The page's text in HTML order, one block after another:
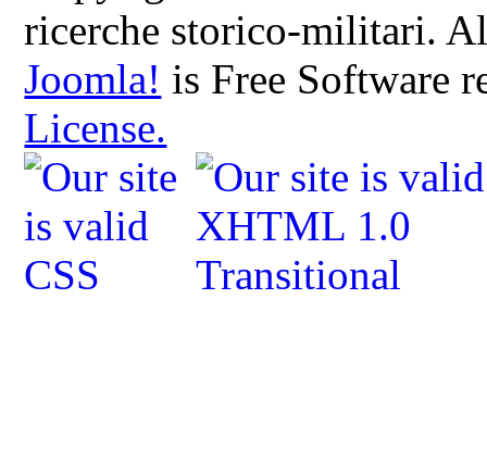
ricerche storico-militari.
Joomla! is Free Software
License.